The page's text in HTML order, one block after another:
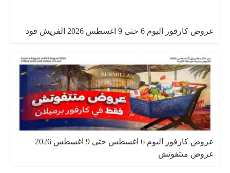
عروض كارفور اليوم 6 حتى 9 اغسطس 2026 الفريش فود
عروض كارفور اليوم 6 اغسطس حتى 9 اغسطس 2026
عروض متتفوتش